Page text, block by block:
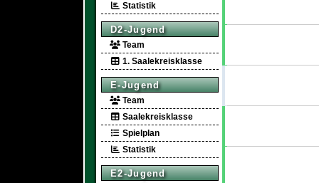
Statistik
D2-Jugend
Team
1. Saalekreisklasse
E-Jugend
Team
Saalekreisklasse
Spielplan
Statistik
E2-Jugend